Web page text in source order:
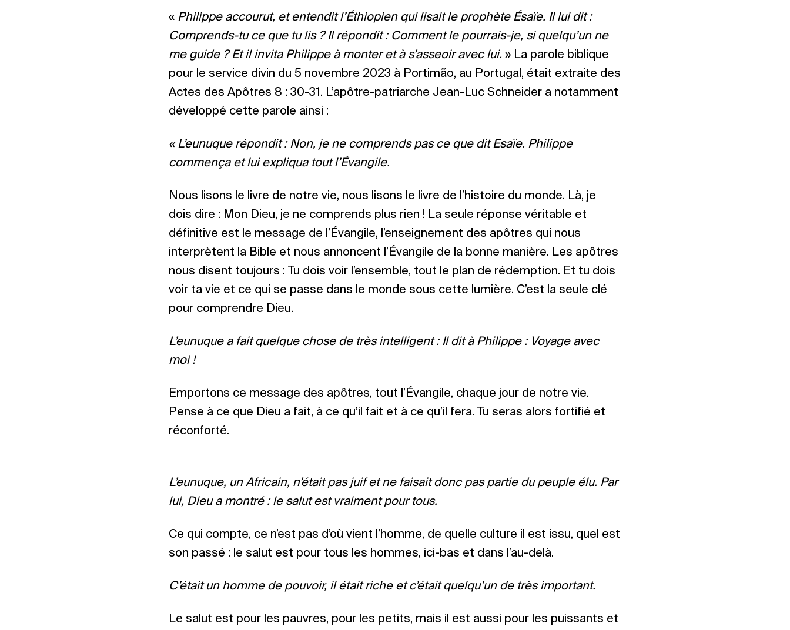
« Philippe accourut, et entendit l’Éthiopien qui lisait le prophète Ésaïe. Il lui dit :
Comprends-tu ce que tu lis ? Il répondit : Comment le pourrais-je, si quelqu’un ne
me guide ? Et il invita Philippe à monter et à s’asseoir avec lui. » La parole biblique
pour le service divin du 5 novembre 2023 à Portimão, au Portugal, était extraite des
Actes des Apôtres 8 : 30-31. L’apôtre-patriarche Jean-Luc Schneider a notamment
développé cette parole ainsi :
« L’eunuque répondit : Non, je ne comprends pas ce que dit Esaïe. Philippe
commença et lui expliqua tout l’Évangile.
Nous lisons le livre de notre vie, nous lisons le livre de l’histoire du monde. Là, je
dois dire : Mon Dieu, je ne comprends plus rien ! La seule réponse véritable et
définitive est le message de l’Évangile, l’enseignement des apôtres qui nous
interprètent la Bible et nous annoncent l’Évangile de la bonne manière. Les apôtres
nous disent toujours : Tu dois voir l’ensemble, tout le plan de rédemption. Et tu dois
voir ta vie et ce qui se passe dans le monde sous cette lumière. C’est la seule clé
pour comprendre Dieu.
L’eunuque a fait quelque chose de très intelligent : Il dit à Philippe : Voyage avec
moi !
Emportons ce message des apôtres, tout l’Évangile, chaque jour de notre vie.
Pense à ce que Dieu a fait, à ce qu’il fait et à ce qu’il fera. Tu seras alors fortifié et
réconforté.
L’eunuque, un Africain, n’était pas juif et ne faisait donc pas partie du peuple élu. Par
lui, Dieu a montré : le salut est vraiment pour tous.
Ce qui compte, ce n’est pas d’où vient l’homme, de quelle culture il est issu, quel est
son passé : le salut est pour tous les hommes, ici-bas et dans l’au-delà.
C’était un homme de pouvoir, il était riche et c’était quelqu’un de très important.
Le salut est pour les pauvres, pour les petits, mais il est aussi pour les puissants et